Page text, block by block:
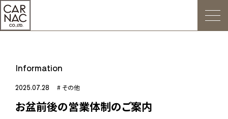
トップ
ごあいさつ
Web発注について
Information
2025.07.28 # その他
お盆前後の営業体制のご案内